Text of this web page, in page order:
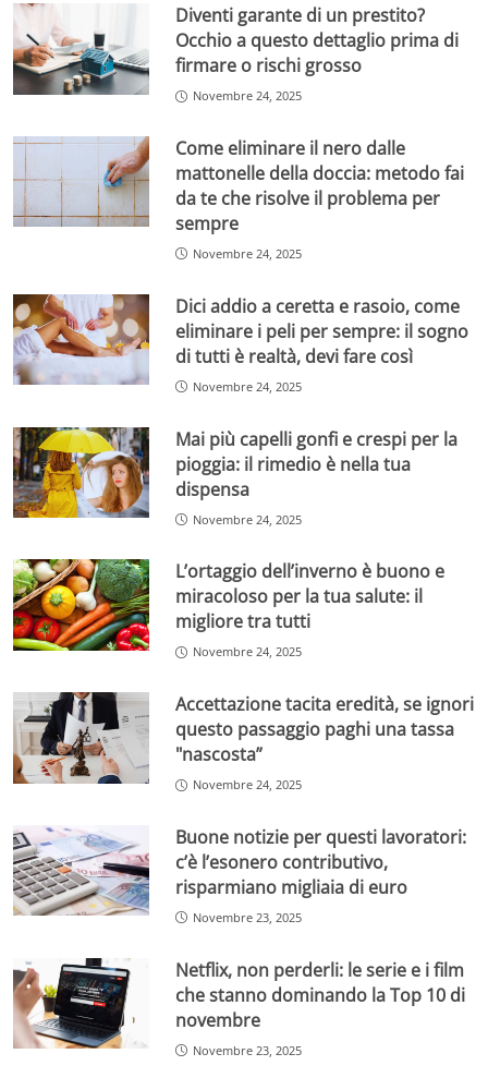
Diventi garante di un prestito?
Occhio a questo dettaglio prima di
firmare o rischi grosso
Novembre 24, 2025
Come eliminare il nero dalle
mattonelle della doccia: metodo fai
da te che risolve il problema per
sempre
Novembre 24, 2025
Dici addio a ceretta e rasoio, come
eliminare i peli per sempre: il sogno
di tutti è realtà, devi fare così
Novembre 24, 2025
Mai più capelli gonfi e crespi per la
pioggia: il rimedio è nella tua
dispensa
Novembre 24, 2025
L’ortaggio dell’inverno è buono e
miracoloso per la tua salute: il
migliore tra tutti
Novembre 24, 2025
Accettazione tacita eredità, se ignori
questo passaggio paghi una tassa
"nascosta”
Novembre 24, 2025
Buone notizie per questi lavoratori:
c’è l’esonero contributivo,
risparmiano migliaia di euro
Novembre 23, 2025
Netflix, non perderli: le serie e i film
che stanno dominando la Top 10 di
novembre
Novembre 23, 2025